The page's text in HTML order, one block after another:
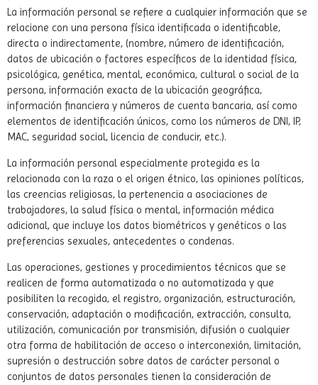
La información personal se refiere a cualquier información que se
relacione con una persona física identificada o identificable,
directa o indirectamente, (nombre, número de identificación,
datos de ubicación o factores específicos de la identidad física,
psicológica, genética, mental, económica, cultural o social de la
persona, información exacta de la ubicación geográfica,
información financiera y números de cuenta bancaria, así como
elementos de identificación únicos, como los números de DNI, IP,
MAC, seguridad social, licencia de conducir, etc.).
La información personal especialmente protegida es la
relacionada con la raza o el origen étnico, las opiniones políticas,
las creencias religiosas, la pertenencia a asociaciones de
trabajadores, la salud física o mental, información médica
adicional, que incluye los datos biométricos y genéticos o las
preferencias sexuales, antecedentes o condenas.
Las operaciones, gestiones y procedimientos técnicos que se
realicen de forma automatizada o no automatizada y que
posibiliten la recogida, el registro, organización, estructuración,
conservación, adaptación o modificación, extracción, consulta,
utilización, comunicación por transmisión, difusión o cualquier
otra forma de habilitación de acceso o interconexión, limitación,
supresión o destrucción sobre datos de carácter personal o
conjuntos de datos personales tienen la consideración de